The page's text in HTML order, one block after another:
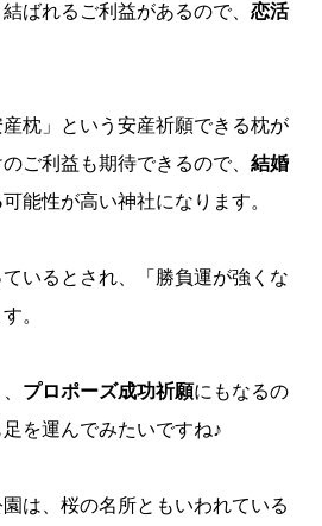
ばれるご利益があるので、 恋活
枕」という安産祈願できる枕が
ご利益も期待できるので、 結婚
可能性が高い神社になります。
いるとされ、「勝負運が強くな
。
プロポーズ成功祈願にもなるの
を運んでみたいですね♪
は、桜の名所ともいわれている